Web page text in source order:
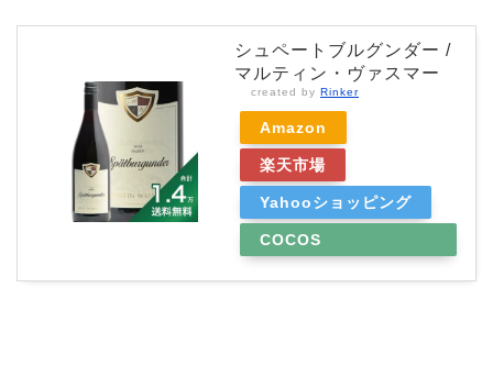
シュペートブルグンダー /
マルティン・ヴァスマー
created by Rinker
Amazon
楽天市場
Yahooショッピング
COCOS